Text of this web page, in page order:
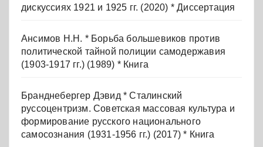
дискуссиях 1921 и 1925 гг. (2020) * Диссертация
Ансимов Н.Н. * Борьба большевиков против
политической тайной полиции самодержавия
(1903-1917 гг.) (1989) * Книга
Бранднебергер Дэвид * Сталинский
руссоцентризм. Советская массовая культура и
формирование русского национального
самосознания (1931-1956 гг.) (2017) * Книга